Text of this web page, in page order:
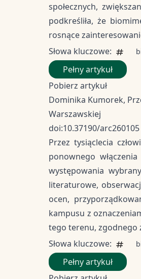
społecznych,
podkreśliła, że
rosnące
Słowa kluczowe:
Pełny artykuł
Pobierz artykuł
Dominika Kumorek,
Warszawskiej
doi:10.37190/arc260105
Przez tysiąclecia
ponownego
występowania
literaturowe,
ocen,
kampusu z
tego terenu, zgodnego
Słowa kluczowe:
Pełny artykuł